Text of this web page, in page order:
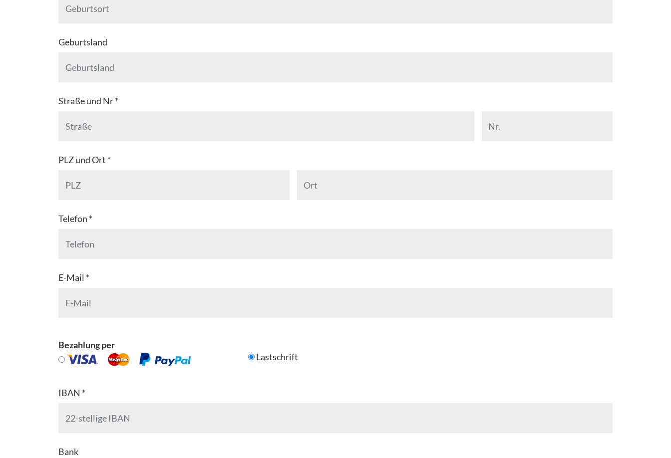
Geburtsland
Straße und Nr *
PLZ und Ort *
Telefon *
E-Mail *
Bezahlung per
Lastschrift
IBAN *
Bank